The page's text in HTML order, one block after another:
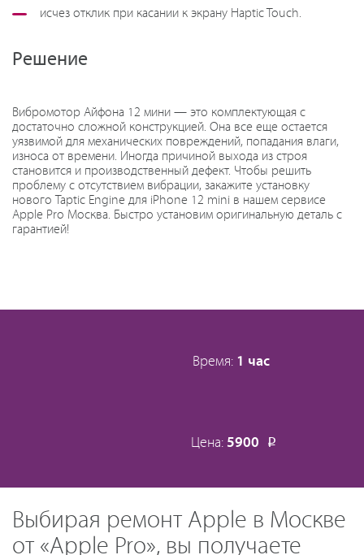
исчез отклик при касании к экрану Haptic Touch.
Решение
Вибромотор Айфона 12 мини — это комплектующая с
достаточно сложной конструкцией. Она все еще остается
уязвимой для механических повреждений, попадания влаги,
износа от времени. Иногда причиной выхода из строя
становится и производственный дефект. Чтобы решить
проблему с отсутствием вибрации, закажите установку
нового Taptic Engine для iPhone 12 mini в нашем сервисе
Apple Pro Москва. Быстро установим оригинальную деталь с
гарантией!
Время: 1 час
Цена: 5900 Р
Выбирая ремонт Apple в Москве
от «Apple Pro», вы получаете